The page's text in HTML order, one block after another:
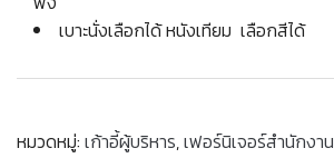
เบาะนั่งเลือกได้ หนังเทียม เลือกสีได้
หมวดหมู่: เก้าอี้ผู้บริหาร,เฟอร์นิเจอร์สำนักงาน